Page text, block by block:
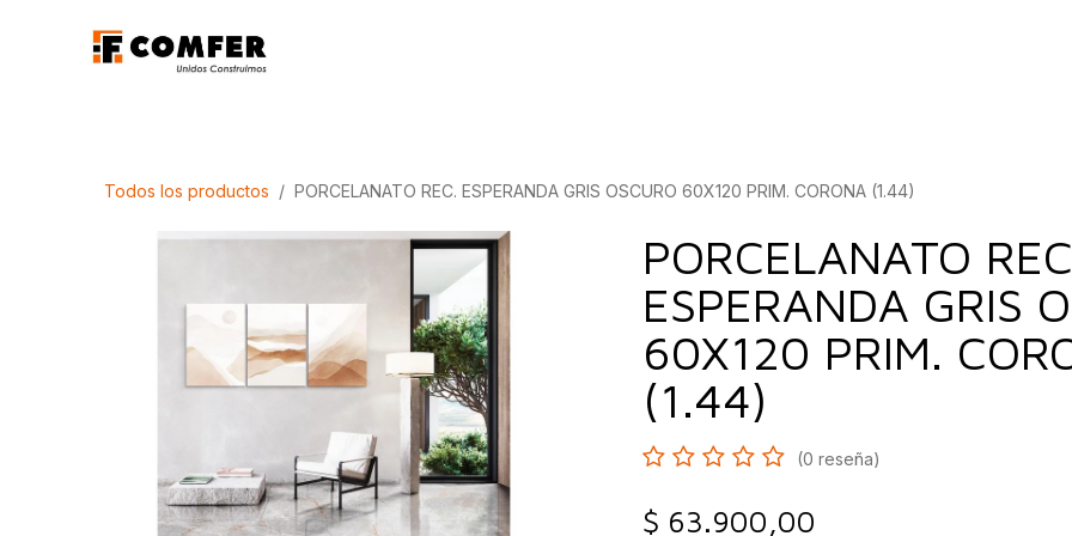
Todos los productos PORCELANATO REC. ESPERANDA GRIS OSCURO 60X120 PRIM. CORONA (1.44)
PORCELANATO
ESPERANDA GRIS
60X120 PRIM.
(1.44)
(0 reseña)
$ 63.900,00